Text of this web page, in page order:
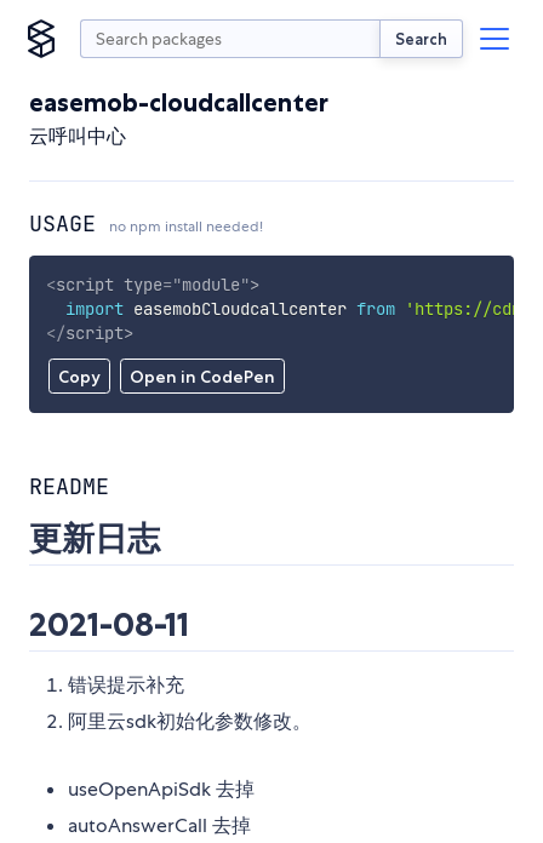
Search
easemob-cloudcallcenter
云呼叫中心
USAGE no npm install needed!
Copy Open in CodePen
<script type="module">
import easemobCloudcallcenter from
'https://
</script>
README
更新日志
2021-08-11
错误提示补充
阿里云sdk初始化参数修改。
useOpenApiSdk 去掉
autoAnswerCall 去掉